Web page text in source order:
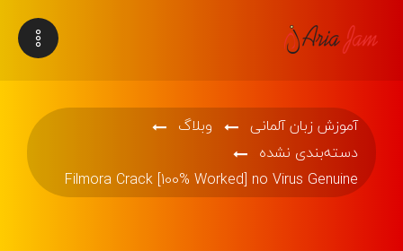
آموزش زبان آلمانی
وبلاگ
دسته‌بندی نشده
Filmora Crack [100% Worked] no Virus Genuine